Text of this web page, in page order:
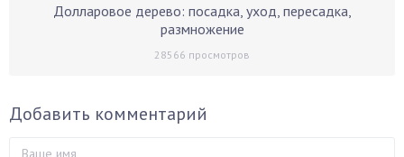
Долларовое дерево: посадка, уход, пересадка,
размножение
28566 просмотров
Добавить комментарий